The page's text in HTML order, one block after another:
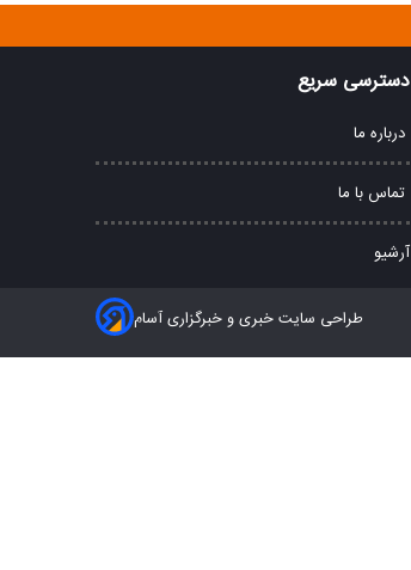
دسترسی سریع
درباره ما
تماس با ما
آرشیو
طراحی سایت خبری و خبرگزاری آسام